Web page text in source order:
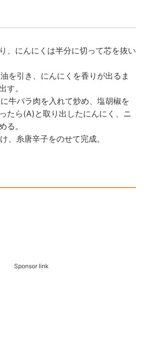
、にんにくは半分に切って芯を抜い
を引き、にんにくを香りが出るま
す。
牛バラ肉を入れて炒め、塩胡椒を
たら(A)と取り出したにんにく、ニ
る。
、糸唐辛子をのせて完成。
Sponsor link